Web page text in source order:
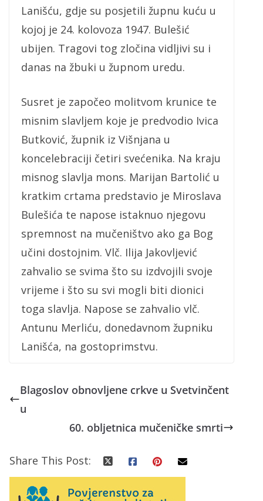
Lanišću, gdje su posjetili župnu kuću u
kojoj je 24. kolovoza 1947. Bulešić
ubijen. Tragovi tog zločina vidljivi su i
danas na žbuki u župnom uredu.
Susret je započeo molitvom krunice te
misnim slavljem koje je predvodio Ivica
Butković, župnik iz Višnjana u
koncelebraciji četiri svećenika. Na kraju
misnog slavlja mons. Marijan Bartolić u
kratkim crtama predstavio je Miroslava
Bulešića te napose istaknuo njegovu
spremnost na mučeništvo ako ga Bog
učini dostojnim. Vlč. Ilija Jakovljević
zahvalio se svima što su izdvojili svoje
vrijeme i što su svi mogli biti dionici
toga slavlja. Napose se zahvalio vlč.
Antunu Merliću, donedavnom župniku
Lanišća, na gostoprimstvu.
Blagoslov obnovljene crkve u Svetvinčent
u
60. obljetnica mučeničke smrti
Share This Post: